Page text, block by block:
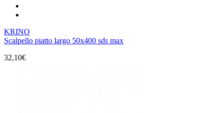
KRINO
Scalpello piatto largo 50x400 sds max
32,10€